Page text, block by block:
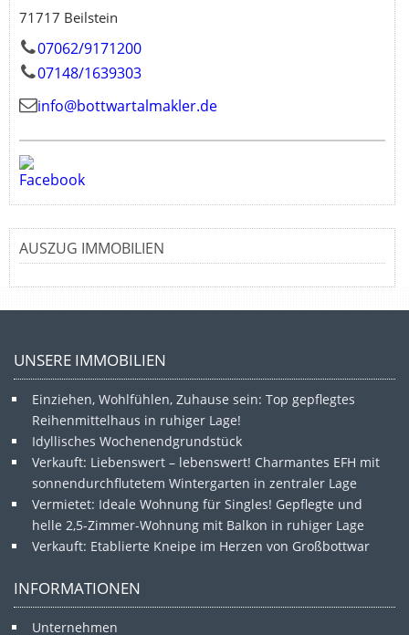
71717 Beilstein
07062/9171200
07148/1639303
info@bottwartalmakler.de
AUSZUG IMMOBILIEN
UNSERE IMMOBILIEN
Einziehen, Wohlfühlen, Zuhause sein: Top gepflegtes
Reihenmittelhaus in ruhiger Lage!
Idyllisches Wochenendgrundstück
Verkauft: Liebenswert – lebenswert! Charmantes EFH mit
sonnendurchflutetem Wintergarten in zentraler Lage
Vermietet: Ideale Wohnung für Singles! Gepflegte und
helle 2,5-Zimmer-Wohnung mit Balkon in ruhiger Lage
Verkauft: Etablierte Kneipe im Herzen von Großbottwar
INFORMATIONEN
Unternehmen